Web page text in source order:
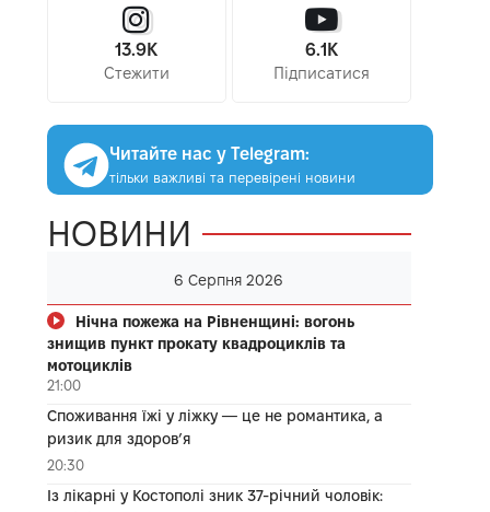
13.9K
Стежити
6.1K
Підписатися
Читайте нас у Telegram:
тільки важливі та перевірені новини
НОВИНИ
6 Серпня 2026
Нічна пожежа на Рівненщині: вогонь
знищив пункт прокату квадроциклів та
мотоциклів
21:00
Споживання їжі у ліжку — це не романтика, а
ризик для здоров’я
20:30
Із лікарні у Костополі зник 37-річний чоловік: